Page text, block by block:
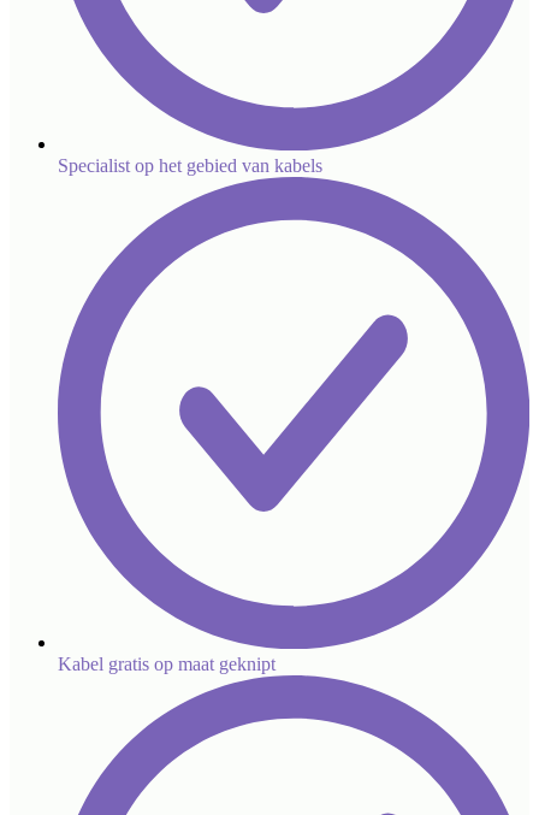
Specialist op het gebied van kabels
Kabel gratis op maat geknipt